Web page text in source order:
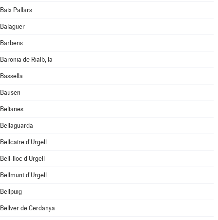
Baix Pallars
Balaguer
Barbens
Baronia de Rialb, la
Bassella
Bausen
Belianes
Bellaguarda
Bellcaire d'Urgell
Bell-lloc d'Urgell
Bellmunt d'Urgell
Bellpuig
Bellver de Cerdanya